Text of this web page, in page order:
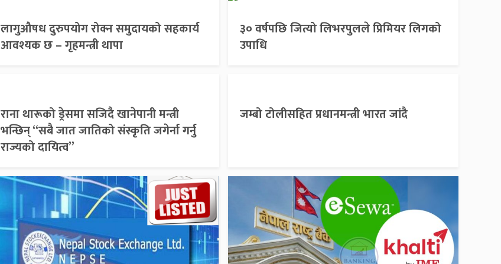
लागुऔषध दुरुपयोग रोक्न समुदायको सहकार्य
आवश्यक छ – गृहमन्त्री थापा
३० वर्षपछि जित्यो लिभरपुलले प्रिमियर लिगको
उपाधि
राना थारूको ड्रेसमा सजिदै खानेपानी मन्त्री
भन्छिन् “सबै जात जातिको संस्कृति जगेर्ना गर्नु
राज्यको दायित्व”
जम्बो टोलीसहित प्रधानमन्त्री भारत जांदै